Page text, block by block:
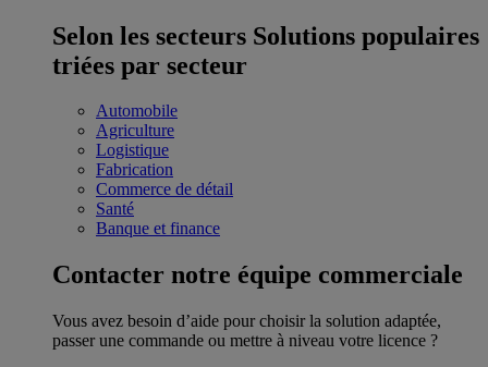
Selon les secteurs Solutions populaires
triées par secteur
Automobile
Agriculture
Logistique
Fabrication
Commerce de détail
Santé
Banque et finance
Contacter notre équipe commerciale
Vous avez besoin d’aide pour choisir la solution adaptée,
passer une commande ou mettre à niveau votre licence ?